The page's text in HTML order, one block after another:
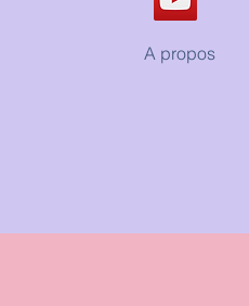
A propos